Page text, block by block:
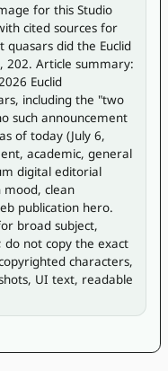
for this Studio
cited sources for
quasars did the Euclid
202. Article summary:
Euclid
including the "two
such announcement
of today (July 6,
academic, general
digital editorial
mood, clean
publication hero.
broad subject,
do not copy the exact
characters,
UI text, readable